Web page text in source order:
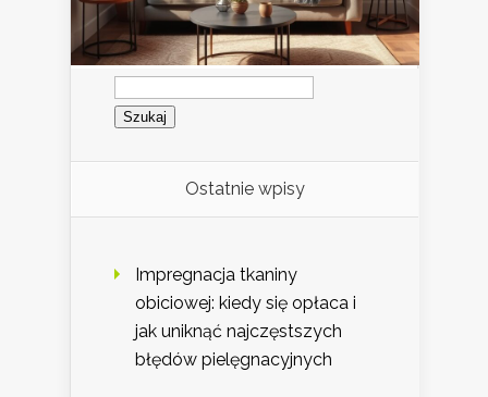
Szukaj:
Ostatnie wpisy
Impregnacja tkaniny
obiciowej: kiedy się opłaca i
jak uniknąć najczęstszych
błędów pielęgnacyjnych